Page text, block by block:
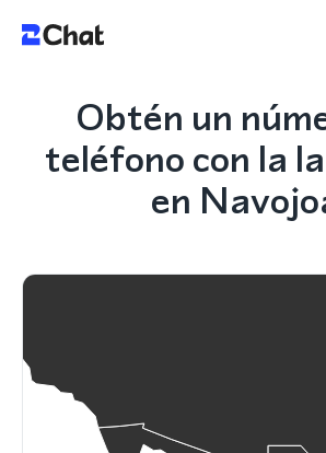
Obtén un
teléfono con la
en